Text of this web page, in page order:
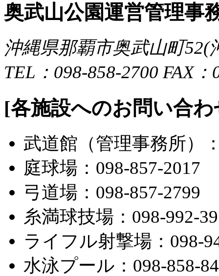
奥武山公園運営管理事
沖縄県那覇市奥武山町52(
TEL：098-858-2700 FAX：
[各施設へのお問い合
武道館（管理事務所）
庭球場：098-857-2017
弓道場：098-857-2799
糸満球技場：098-992-
ライフル射撃場：098-
水泳プール：098-858-